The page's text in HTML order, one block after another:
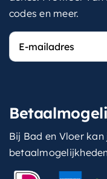
codes en meer.
E-
mailadres
Bij Bad en Vloer